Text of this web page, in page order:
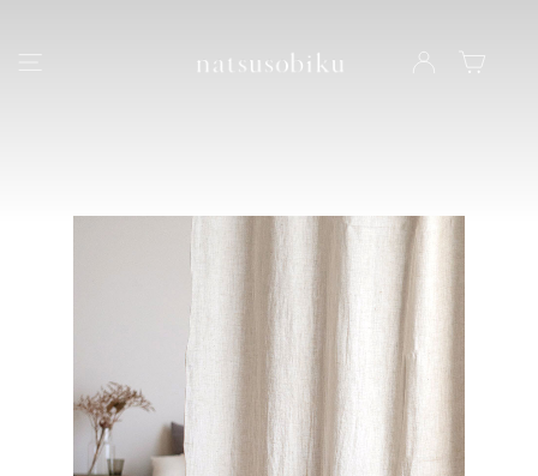
natsusobiku